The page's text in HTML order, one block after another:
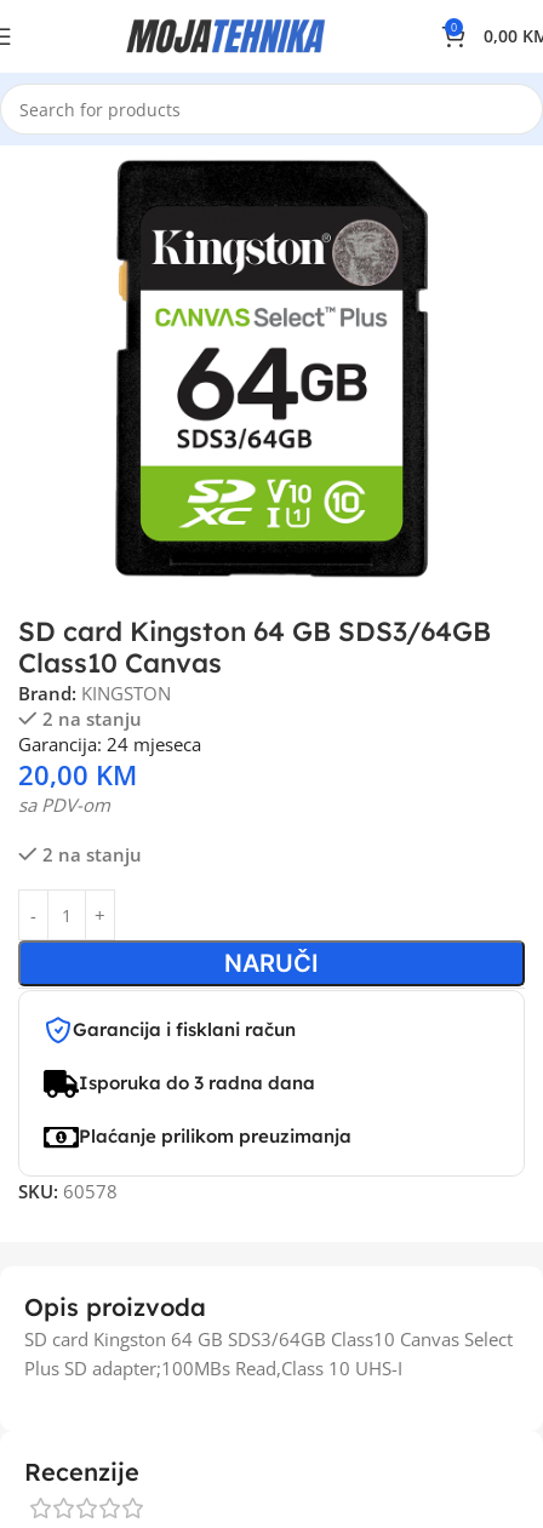
0 0,00
SD card Kingston 64 GB SDS3/64GB
Class10 Canvas
Brand: KINGSTON
2 na stanju
Garancija: 24 mjeseca
20,00 KM
sa PDV-om
2 na stanju
NARUČI
Garancija i fisklani račun
Isporuka do 3 radna dana
Plaćanje prilikom preuzimanja
SKU: 60578
Opis proizvoda
SD card Kingston 64 GB SDS3/64GB Class10 Canvas Select
Plus SD adapter;100MBs Read,Class 10 UHS-I
Recenzije